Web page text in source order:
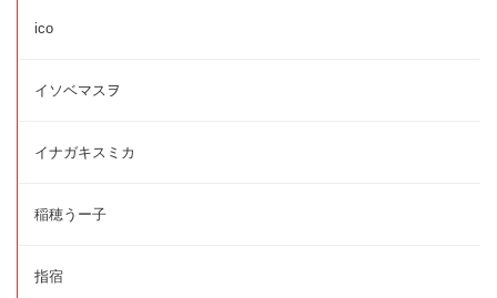
ico
イソベマスヲ
イナガキスミカ
稲穂うー子
指宿